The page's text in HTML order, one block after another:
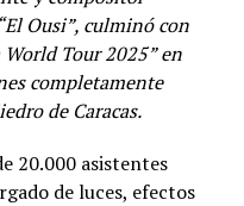
Ousi”, culminó con
Tour 2025” en
completamente
de Caracas.
20.000 asistentes
de luces, efectos